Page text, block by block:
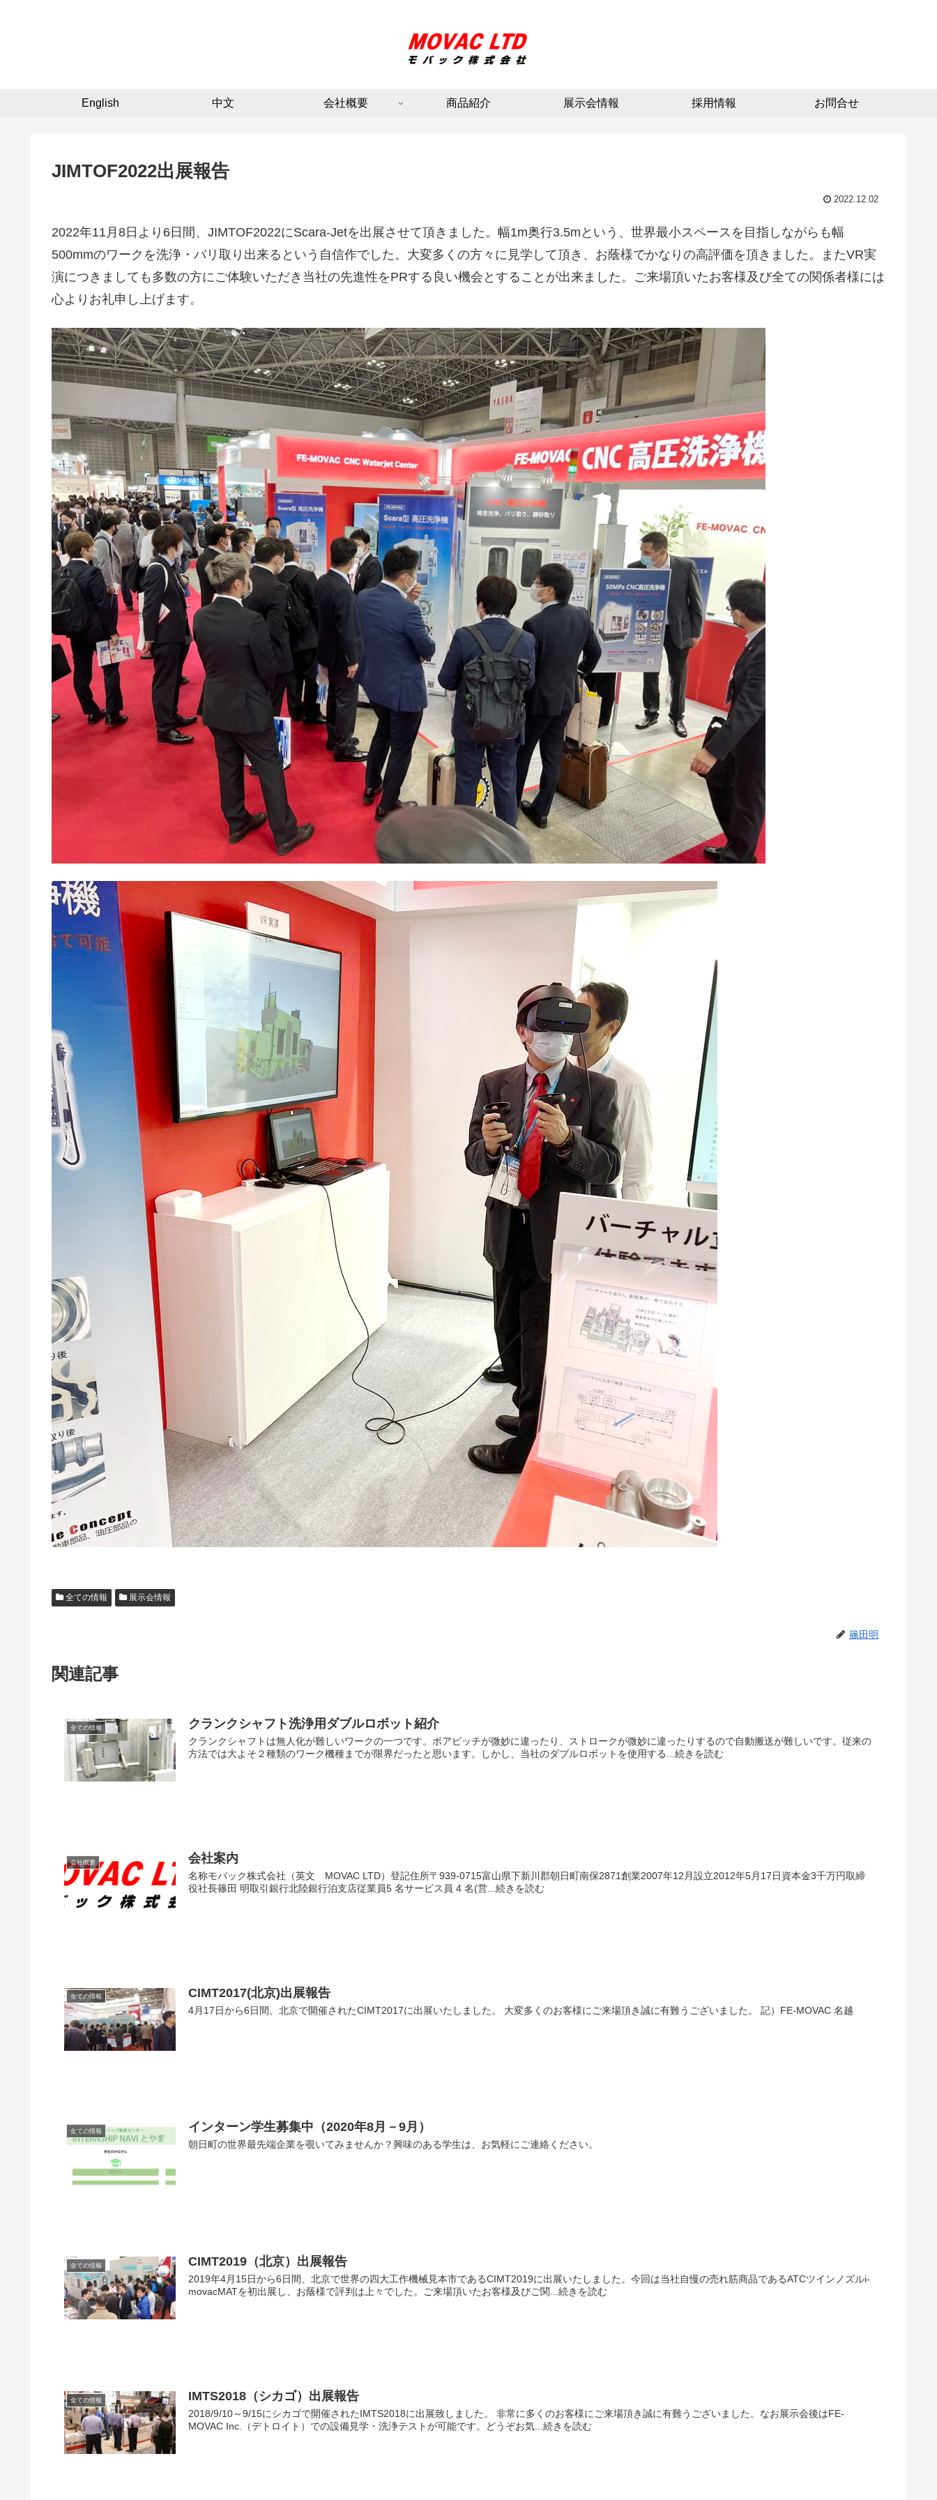
English 中文 会社概要 商品紹介 展示会情報 採用情報 お問合せ
JIMTOF2022出展報告
2022.12.02
2022年11月8日より6日間、JIMTOF2022にScara-Jetを出展させて頂きました。幅1m奥行3.5mという、世界最小スペースを目指しながらも幅
500mmのワークを洗浄・バリ取り出来るという自信作でした。大変多くの方々に見学して頂き、お蔭様でかなりの高評価を頂きました。またVR実
演につきましても多数の方にご体験いただき当社の先進性をPRする良い機会とすることが出来ました。ご来場頂いたお客様及び全ての関係者様には
心よりお礼申し上げます。
全ての情報 展示会情報
篠田明
関連記事
全ての情報 クランクシャフト洗浄用ダブルロボット紹介
クランクシャフトは無人化が難しいワークの一つです。ボアピッチが微妙に違ったり、ストロークが微妙に違ったりするので自動搬送が難しいです。従来の
方法では大よそ２種類のワーク機種までが限界だったと思います。しかし、当社のダブルロボットを使用する...続きを読む
会社概要 会社案内
名称モバック株式会社（英文 MOVAC LTD）登記住所〒939-0715富山県下新川郡朝日町南保2871創業2007年12月設立2012年5月17日資本金3千万円取締
役社長篠田 明取引銀行北陸銀行泊支店従業員5 名サービス員 4 名(営...続きを読む
全ての情報 CIMT2017(北京)出展報告
4月17日から6日間、北京で開催されたCIMT2017に出展いたしました。 大変多くのお客様にご来場頂き誠に有難うございました。 記）FE-MOVAC 名越
全ての情報 インターン学生募集中（2020年8月－9月）
朝日町の世界最先端企業を覗いてみませんか？興味のある学生は、お気軽にご連絡ください。
全ての情報 CIMT2019（北京）出展報告
2019年4月15日から6日間、北京で世界の四大工作機械見本市であるCIMT2019に出展いたしました。今回は当社自慢の売れ筋商品であるATCツインノズルi-
movacMATを初出展し、お蔭様で評判は上々でした。ご来場頂いたお客様及びご関...続きを読む
全ての情報 IMTS2018（シカゴ）出展報告
2018/9/10～9/15にシカゴで開催されたIMTS2018に出展致しました。 非常に多くのお客様にご来場頂き誠に有難うございました。なお展示会後はFE-
MOVAC Inc.（デトロイト）での設備見学・洗浄テストが可能です。どうぞお気...続きを読む